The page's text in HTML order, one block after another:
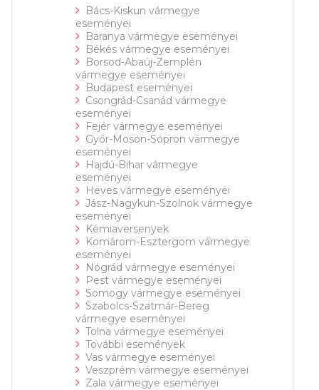
Bács-Kiskun vármegye
eseményei
Baranya vármegye eseményei
Békés vármegye eseményei
Borsod-Abaúj-Zemplén
vármegye eseményei
Budapest eseményei
Csongrád-Csanád vármegye
eseményei
Fejér vármegye eseményei
Győr-Moson-Sopron vármegye
eseményei
Hajdú-Bihar vármegye
eseményei
Heves vármegye eseményei
Jász-Nagykun-Szolnok vármegye
eseményei
Kémiaversenyek
Komárom-Esztergom vármegye
eseményei
Nógrád vármegye eseményei
Pest vármegye eseményei
Somogy vármegye eseményei
Szabolcs-Szatmár-Bereg
vármegye eseményei
Tolna vármegye eseményei
További események
Vas vármegye eseményei
Veszprém vármegye eseményei
Zala vármegye eseményei